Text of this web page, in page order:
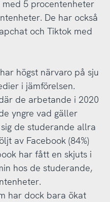
5 procentenheter
De har också
och Tiktok med
högst närvaro på sju
i jämförelsen.
de arbetande i 2020
yngre vad gäller
de studerande allra
av Facebook (84%)
har fått en skjuts i
hos de studerande,
har dock bara ökat